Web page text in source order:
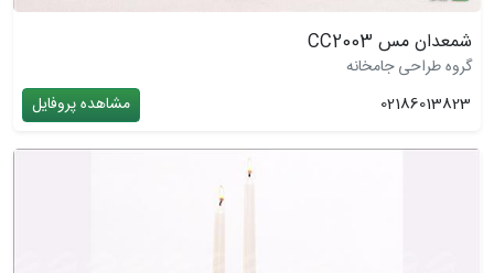
شمعدان مس CC2003
گروه طراحی جامخانه
02186013823
مشاهده پروفایل